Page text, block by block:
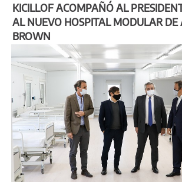
KICILLOF ACOMPAÑÓ AL
AL NUEVO HOSPITAL MODULAR DE
BROWN